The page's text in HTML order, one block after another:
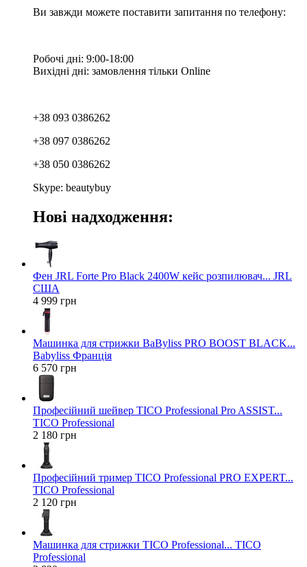
Ви завжди можете поставити запитання по телефону:
Робочі дні: 9:00-18:00
Вихідні дні: замовлення тільки Online
+38 093 0386262
+38 097 0386262
+38 050 0386262
Skype: beautybuy
Нові надходження:
Фен JRL Forte Pro Black 2400W кейс розпилювач... JRL
США
4 999 грн
Машинка для стрижки BaByliss PRO BOOST BLACK...
Babyliss Франція
6 570 грн
Професійний шейвер TICO Professional Pro ASSIST...
TICO Professional
2 180 грн
Професійний тример TICO Professional PRO EXPERT...
TICO Professional
2 120 грн
Машинка для стрижки TICO Professional... TICO
Professional